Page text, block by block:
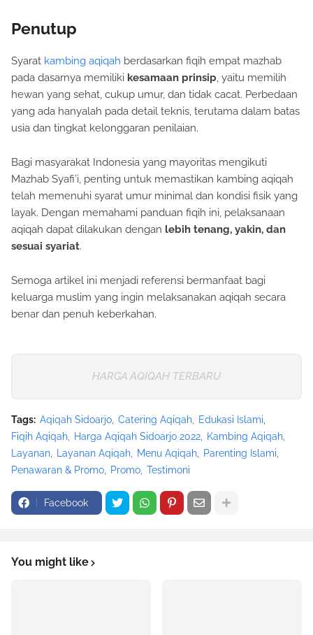
Penutup
Syarat kambing aqiqah berdasarkan fiqih empat mazhab
pada dasarnya memiliki kesamaan prinsip, yaitu memilih
hewan yang sehat, cukup umur, dan tidak cacat. Perbedaan
yang ada hanyalah pada detail teknis, terutama dalam batas
usia dan tingkat kelonggaran penilaian.
Bagi masyarakat Indonesia yang mayoritas mengikuti
Mazhab Syafi’i, penting untuk memastikan kambing aqiqah
telah memenuhi syarat umur minimal dan kondisi fisik yang
layak. Dengan memahami panduan fiqih ini, pelaksanaan
aqiqah dapat dilakukan dengan lebih tenang, yakin, dan
sesuai syariat.
Semoga artikel ini menjadi referensi bermanfaat bagi
keluarga muslim yang ingin melaksanakan aqiqah secara
benar dan penuh keberkahan.
HARGA AQIQAH TERBARU
Tags: Aqiqah Sidoarjo Catering Aqiqah
Edukasi Islami
Fiqih Aqiqah
Harga Aqiqah Sidoarjo 2022
Kambing Aqiqah
Layanan
Layanan Aqiqah Menu Aqiqah
Parenting Islami
Penawaran & Promo
Promo Testimoni
Facebook
You might like